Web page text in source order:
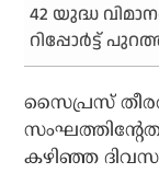
42 യുദ്ധ
റിപ്പോർട്ട്
സൈപ്രസ്
കഴിഞ്ഞ